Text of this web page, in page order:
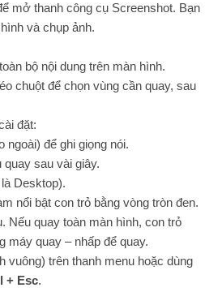
mở thanh công cụ Screenshot. Bạn
và chụp ảnh.
bộ nội dung trên màn hình.
chuột để chọn vùng cần quay, sau
đặt:
ngoài) để ghi giọng nói.
sau vài giây.
Desktop).
nổi bật con trỏ bằng vòng tròn đen.
Nếu quay toàn màn hình, con trỏ
máy quay – nhấp để quay.
vuông) trên thanh menu hoặc dùng
+ Esc.